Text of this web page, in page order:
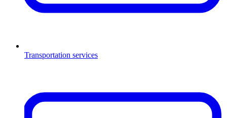
Transportation services